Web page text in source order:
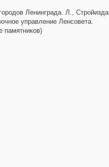
Ленинграда. Л.,
управление Ленсовета.
памятников)